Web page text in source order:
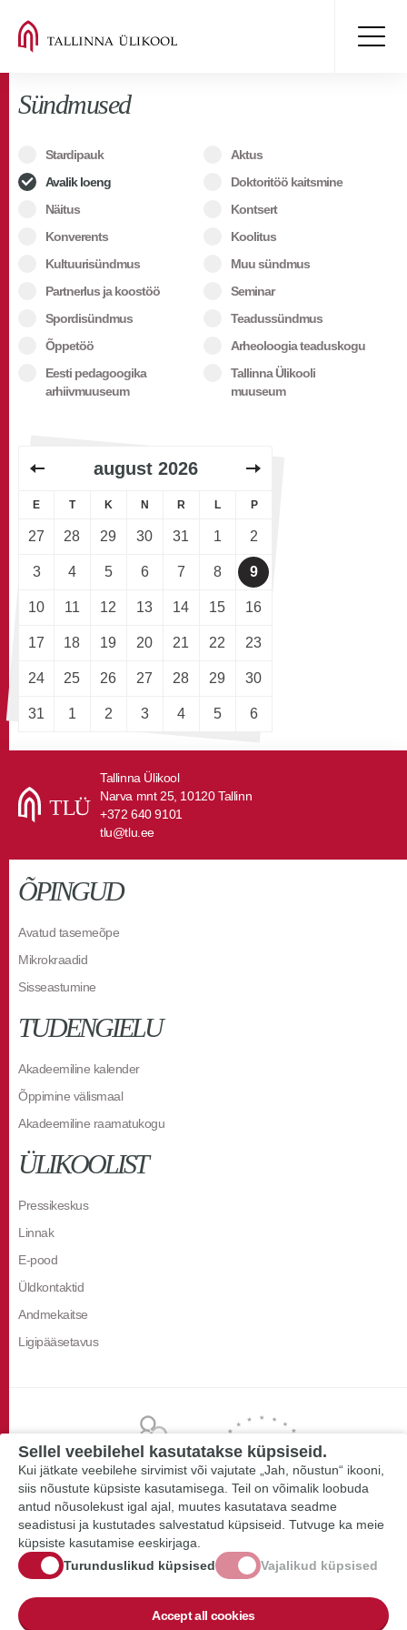
Sündmused
Stardipauk
Aktus
Avalik loeng
Doktoritöö kaitsmine
Näitus
Kontsert
Konverents
Koolitus
Kultuurisündmus
Muu sündmus
Partnerlus ja koostöö
Seminar
Spordisündmus
Teadussündmus
Õppetöö
Arheoloogia teaduskogu
Eesti pedagoogika
arhiivmuuseum
Tallinna Ülikooli
muuseum
august 2026
E T K N R L P
27 28 29 30 31 1 2
3 4 5 6 7 8 9
10 11 12 13 14 15 16
17 18 19 20 21 22 23
24 25 26 27 28 29 30
31 1 2 3 4 5 6
Tallinna Ülikool
Narva mnt 25, 10120 Tallinn
+372 640 9101
tlu@tlu.ee
ÕPINGUD
Avatud tasemeõpe
Mikrokraadid
Sisseastumine
TUDENGIELU
Akadeemiline kalender
Õppimine välismaal
Akadeemiline raamatukogu
ÜLIKOOLIST
Pressikeskus
Linnak
E-pood
Üldkontaktid
Andmekaitse
Ligipääsetavus
Sellel veebilehel kasutatakse küpsiseid.
Kui jätkate veebilehe sirvimist või vajutate „Jah, nõustun“ ikooni,
siis nõustute küpsiste kasutamisega. Teil on võimalik loobuda
antud nõusolekust igal ajal, muutes kasutatava seadme
seadistusi ja kustutades salvestatud küpsiseid. Tutvuge ka meie
küpsiste kasutamise eeskirjaga.
Turunduslikud küpsised
Vajalikud küpsised
Accept all cookies